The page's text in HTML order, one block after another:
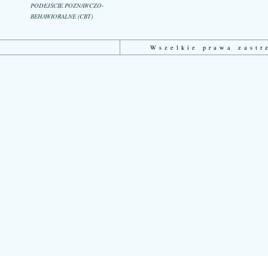
PODEJŚCIE POZNAWCZO-
BEHAWIORALNE (CBT)
Wszelkie prawa